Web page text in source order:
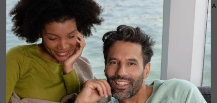
Základná kolekcia
12 Zoradiť Filter
VŠETKO EXKLUZÍVNA 2026 ZÁKLADNÁ KOLEKCIA